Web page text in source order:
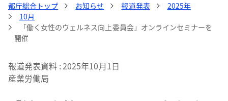
都庁総合トップ お知らせ 報道発表
2025年
10月
「働く女性のウェルネス向上委員会」オンラインセミナーを
開催
報道発表資料 2025年10月1日
産業労働局